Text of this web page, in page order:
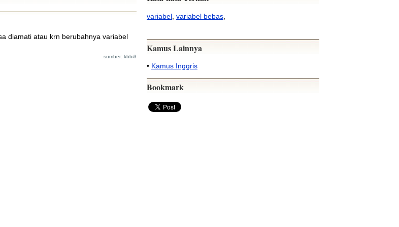
diamati atau krn berubahnya variabel
sumber: kbbi3
variabel variabel bebas
Kamus Lainnya
• Kamus Inggris
Bookmark